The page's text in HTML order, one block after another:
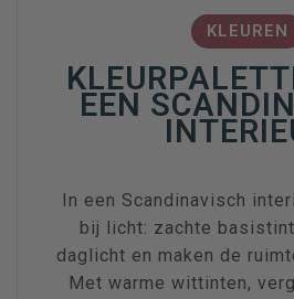
KLEUREN
EEN
In een Scandinavisch
bij licht: zachte
daglicht en maken de
Met warme wittinten,